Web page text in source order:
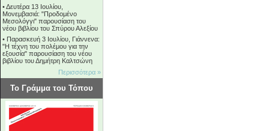
•Δευτέρα 13 Ιουλίου,
Μονεμβασιά: "Προδομένο
Μεσολόγγι" παρουσίαση του
νέου βιβλίου του Σπύρου Αλεξίου
• Παρασκευή 3 Ιουλίου, Γιάννενα:
"Η τέχνη του πολέμου για την
εξουσία" παρουσίαση του νέου
βιβλίου του Δημήτρη Καλτσώνη
Περισσότερα »
Το Γράμμα του Τόπου